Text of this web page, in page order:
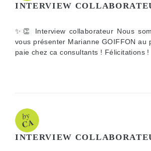
INTERVIEW
✨👏 Interview collaborateur Nous
vous présenter Marianne GOIFFON au
paie chez ca consultants ! Félicitations !
INTERVIEW